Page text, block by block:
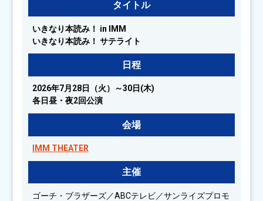
タイトル
いきなり本読み！ in IMM
いきなり本読み！ サテライト
日程
2026年7月28日（火）～30日(木)
各日昼・夜2回公演
会場
IMM THEATER
主催
ゴーチ・ブラザーズ／ABCテレビ／サンライズプロモ